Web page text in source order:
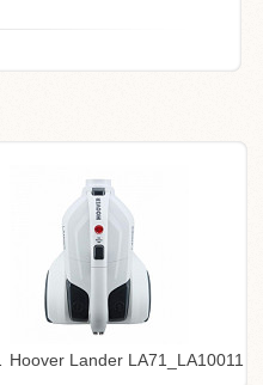
Hoover Lander LA71_LA10011